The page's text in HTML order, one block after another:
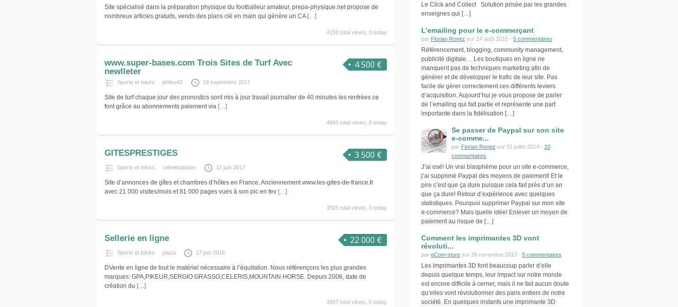
Site spécialisé dans la préparation physique du footballeur amateur, prepa-physique.net propose de
nombreux articles gratuits, vends des plans clé en main qui génère un CA […]
4159 total views, 0 today
4 500 €
www.super-bases.com Trois Sites de Turf Avec
newlleter
Sports et loisirs philou42 18 septembre 2017
Site de turf chaque jour des pronostics sont mis à jour travail journalier de 40 minutes les rentrées ce
font grâce au abonnements paiement via […]
4950 total views, 0 today
3 500 €
GITESPRESTIGES
Sports et loisirs celinebatistan 12 juin 2017
Site d’annonces de gîtes et chambres d’hôtes en France. Anciennement www.les-gites-de-france.fr
avec 21 000 visites/mois et 81 000 pages vues à son pic en fev […]
3525 total views, 0 today
22 000 €
Sellerie en ligne
Sports et loisirs plaza 17 juin 2016
DVente en ligne de tout le matériel nécessaire à l’équitation. Nous référençons les plus grandes
marques: GPA,PIKEUR,SERGIO GRASSO,CELERIS,MOUNTAIN HORSE. Depuis 2006, date de
création du […]
3957 total views, 0 today
Le Click and Collect Solution prisée par les grandes
enseignes qui […]
L’emailing pour le e-commerçant
par Florian Ronez sur 24 août 2015 - 5 commentaires
Référencement, blogging, community management,
publicité digitale… Les boutiques en ligne ne
manquent pas de techniques marketing afin de
générer et de développer le trafic de leur site. Pas
facile de gérer correctement ces différents leviers
d’acquisition. Aujourd’hui je vous propose de parler
de l’emailing qui fait partie et représente une part
importante dans la fidélisation […]
Se passer de Paypal sur son site
e-comme...
par Florian Ronez sur 31 juillet 2014 - 20
commentaires
J’ai osé! Un vrai blasphème pour un site e-commerce,
j’ai supprimé Paypal des moyens de paiement! Et le
pire c’est que ça dure puisque cela fait près d’un an
que ça dure! Retour d’expérience avec quelques
statistiques. Pourquoi supprimer Paypal sur mon site
e-commerce? Mais quelle idée! Enlever un moyen de
paiement au risque de […]
Comment les imprimantes 3D vont
révoluti...
par eCom-store sur 26 novembre 2013 - 5 commentaires
Les imprimantes 3D font beaucoup parler d’elle
depuis quelque temps, leur impact sur notre monde
est encore difficile à cerner, mais il ne fait aucun doute
qu’elles vont révolutionner des pans entiers de notre
société. En quelques instants une imprimante 3D